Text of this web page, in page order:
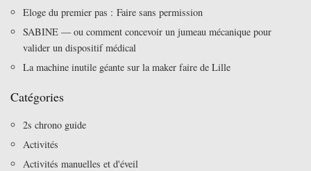
Eloge du premier pas : Faire sans permission
SABINE — ou comment concevoir un jumeau mécanique pour
valider un dispositif médical
La machine inutile géante sur la maker faire de Lille
Catégories
2s chrono guide
Activités
Activités manuelles et d'éveil